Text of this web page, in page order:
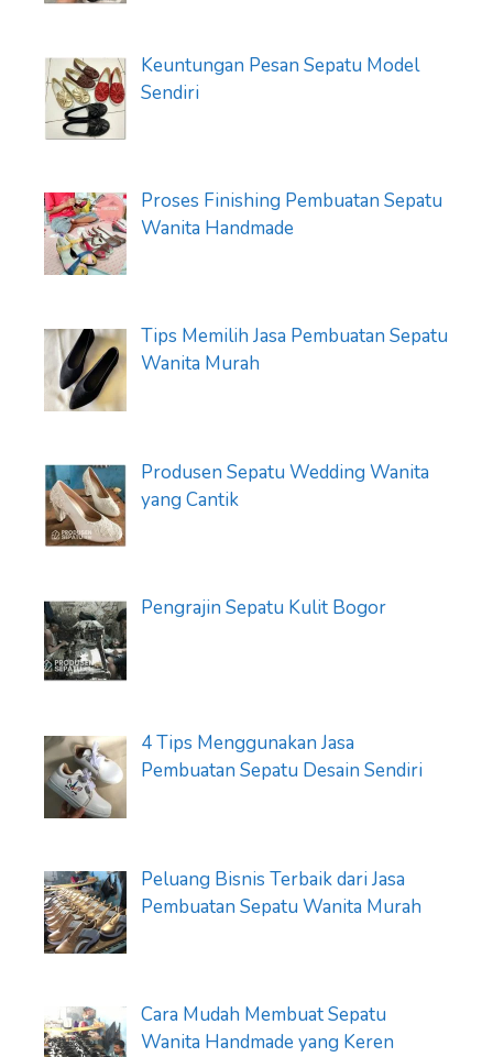
Keuntungan Pesan Sepatu Model
Sendiri
Proses Finishing Pembuatan Sepatu
Wanita Handmade
Tips Memilih Jasa Pembuatan Sepatu
Wanita Murah
Produsen Sepatu Wedding Wanita
yang Cantik
Pengrajin Sepatu Kulit Bogor
4 Tips Menggunakan Jasa
Pembuatan Sepatu Desain Sendiri
Peluang Bisnis Terbaik dari Jasa
Pembuatan Sepatu Wanita Murah
Cara Mudah Membuat Sepatu
Wanita Handmade yang Keren